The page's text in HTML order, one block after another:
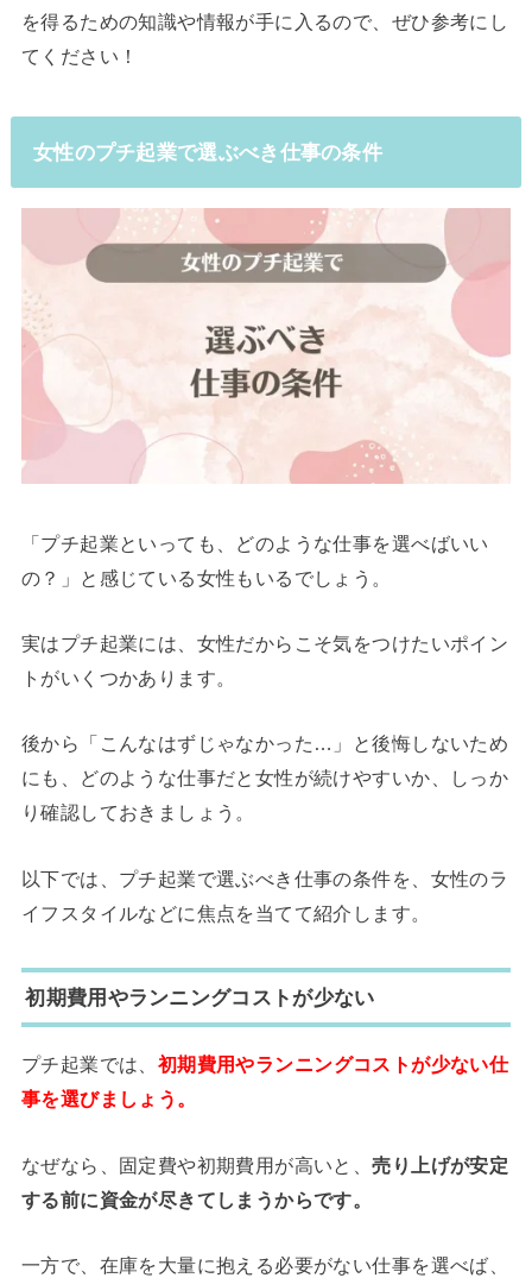
を得るための知識や情報が手に入るので、ぜひ参考にし
てください！
女性のプチ起業で選ぶべき仕事の条件
「プチ起業といっても、どのような仕事を選べばいい
の？」と感じている女性もいるでしょう。
実はプチ起業には、女性だからこそ気をつけたいポイン
トがいくつかあります。
後から「こんなはずじゃなかった…」と後悔しないため
にも、どのような仕事だと女性が続けやすいか、しっか
り確認しておきましょう。
以下では、プチ起業で選ぶべき仕事の条件を、女性のラ
イフスタイルなどに焦点を当てて紹介します。
初期費用やランニングコストが少ない
プチ起業では、 初期費用やランニングコストが少ない仕
事を選びましょう。
なぜなら、固定費や初期費用が高いと、売り上げが安定
する前に資金が尽きてしまうからです。
一方で、在庫を大量に抱える必要がない仕事を選べば、